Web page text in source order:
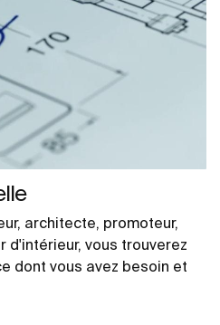
architecte, promoteur,
d'intérieur, vous trouverez
dont vous avez besoin et